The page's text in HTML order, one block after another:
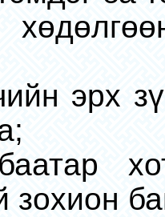
эрх
зохион